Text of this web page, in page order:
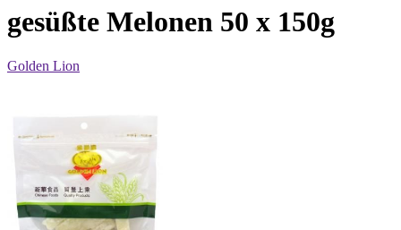
gesüßte Melonen 50 x 150g
Golden Lion